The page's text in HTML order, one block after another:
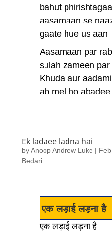
bahut
aasamaan se
gaate hue us aan
Aasamaan par
sulah zameen par
Khuda aur
ab mel ho abadee
Ek ladaee ladna hai
byAnoop Andrew Luke |
Bedari
एक लड़ाई लड़ना है
एक लड़ाई लड़ना है